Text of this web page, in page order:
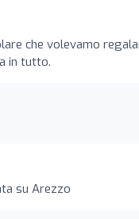
che volevamo
in tutto.
su Arezzo